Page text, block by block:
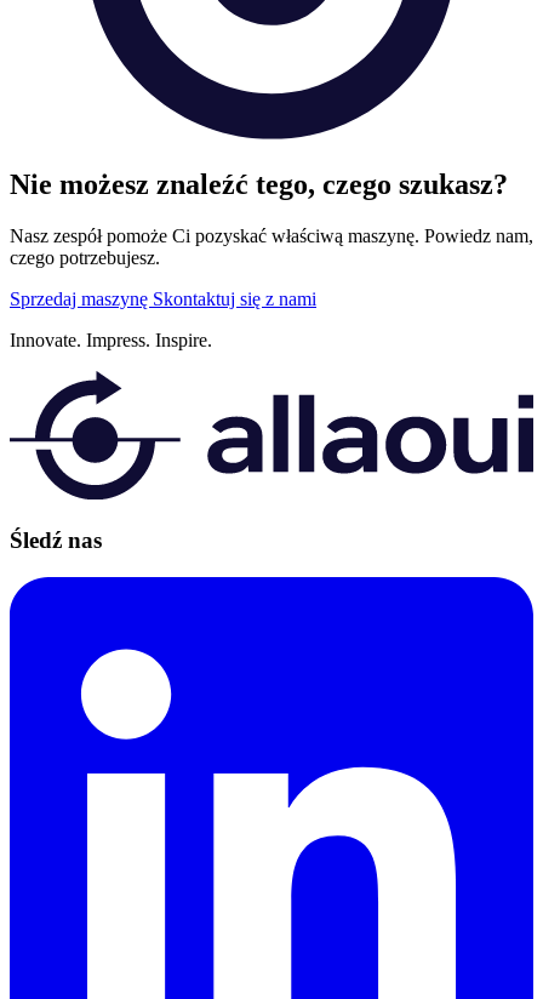
Nie możesz znaleźć tego, czego szukasz?
Nasz zespół pomoże Ci pozyskać właściwą maszynę. Powiedz nam,
czego potrzebujesz.
Sprzedaj maszynę Skontaktuj się z nami
Innovate. Impress. Inspire.
Śledź nas